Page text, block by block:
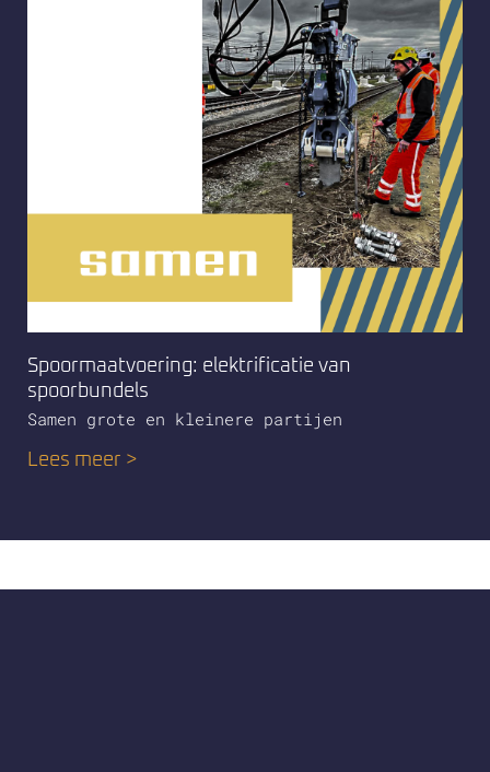
Spoormaatvoering: elektrificatie van
spoorbundels
Samen grote en kleinere partijen
Lees meer >